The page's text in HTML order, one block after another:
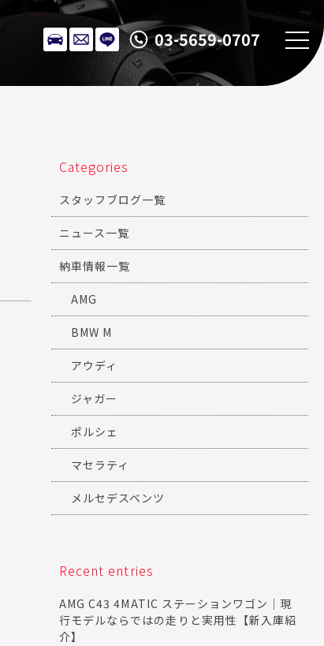
03-5659-0707
Categories
スタッフブログ一覧
ニュース一覧
納車情報一覧
AMG
BMW M
アウディ
ジャガー
ポルシェ
マセラティ
メルセデスベンツ
Recent entries
AMG C43 4MATIC ステーションワゴン｜現
行モデルならではの走りと実用性【新入庫紹
介】